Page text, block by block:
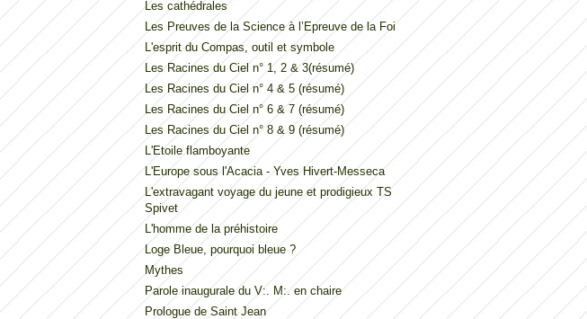
Les cathédrales
Les Preuves de la Science à l’Epreuve de la Foi
L'esprit du Compas, outil et symbole
Les Racines du Ciel n° 1, 2 & 3(résumé)
Les Racines du Ciel n° 4 & 5 (résumé)
Les Racines du Ciel n° 6 & 7 (résumé)
Les Racines du Ciel n° 8 & 9 (résumé)
L'Etoile flamboyante
L'Europe sous l'Acacia - Yves Hivert-Messeca
L'extravagant voyage du jeune et prodigieux TS
Spivet
L'homme de la préhistoire
Loge Bleue, pourquoi bleue ?
Mythes
Parole inaugurale du V:. M:. en chaire
Prologue de Saint Jean